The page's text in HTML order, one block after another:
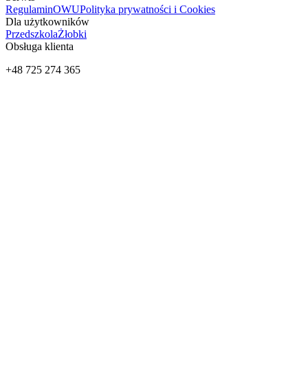
RegulaminOWUPolityka prywatności i Cookies
Dla użytkowników
PrzedszkolaŻłobki
Obsługa klienta
+48 725 274 365